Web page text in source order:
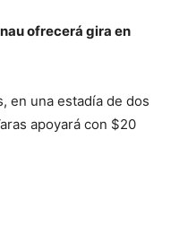
ofrecerá gira en
en una estadía de dos
apoyará con $20